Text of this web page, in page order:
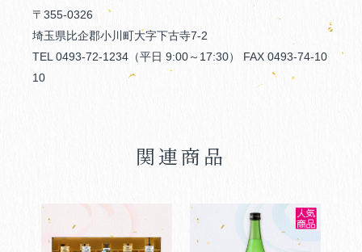
〒355-0326
埼玉県比企郡小川町大字下古寺7-2
TEL 0493-72-1234（平日 9:00～17:30） FAX 0493-74-10
10
関連商品